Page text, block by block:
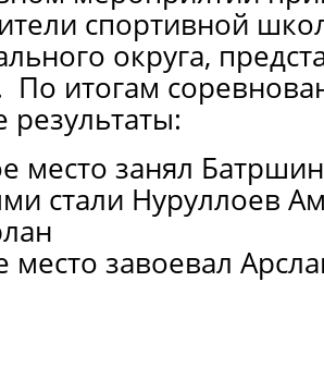
спортивной
округа,
По итогам
место занял
стали Нуруллоев
место завоевал